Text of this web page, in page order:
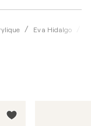
Eva Hidalgo